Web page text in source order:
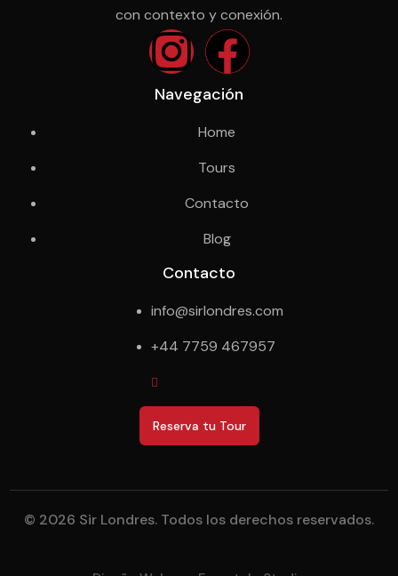
con contexto y conexión.
Navegación
Home
Tours
Contacto
Blog
Contacto
info@sirlondres.com
+44 7759 467957
Reserva tu Tour
© 2026 Sir Londres. Todos los derechos reservados.